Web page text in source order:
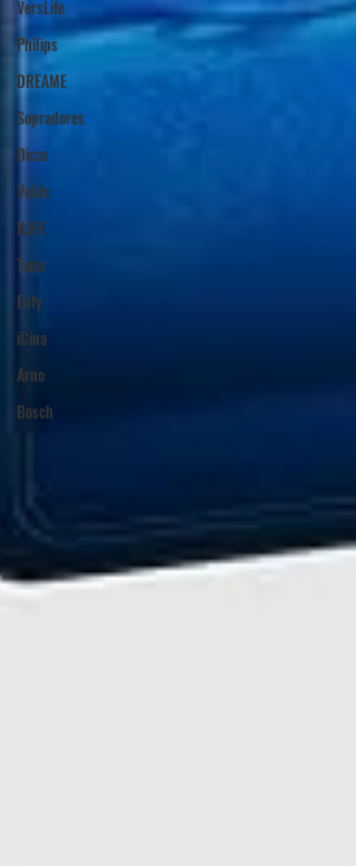
VersLife
Philips
DREAME
Sopradores
Dicas
Velds
ILIFE
Tapo
Eufy
iCina
Arno
Bosch